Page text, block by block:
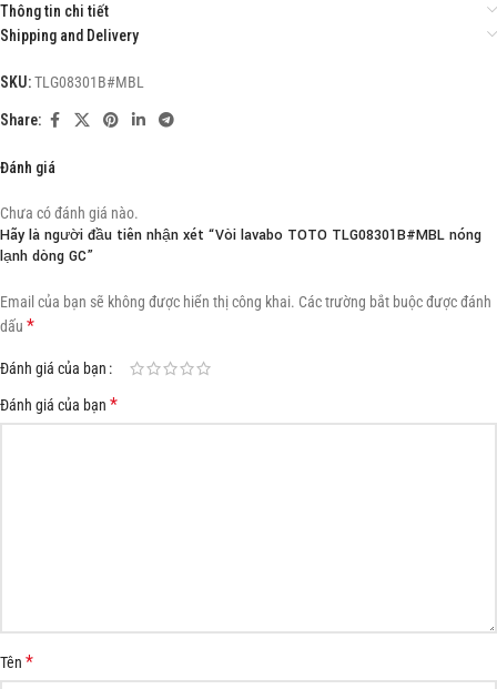
Thông tin chi tiết
Shipping and Delivery
SKU:TLG08301B#MBL
Share:
Đánh giá
Chưa có đánh giá nào.
Hãy là người đầu tiên nhận xét “Vòi lavabo TOTO TLG08301B#MBL nóng
lạnh dòng GC”
Email của bạn sẽ không được hiển thị công khai. Các trường bắt buộc được đánh
dấu *
Đánh giá của bạn
Đánh giá của bạn *
Tên *